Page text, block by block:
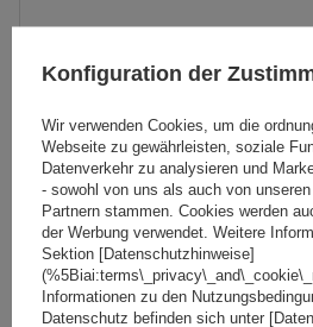
Universal-Dachträger G3 Pacific
Konfiguration der
Wir verwenden Cookies, um die
Webseite zu gewährleisten, soziale
Datenverkehr zu analysieren und
- sowohl von uns als auch von
Partnern stammen. Cookies werden
der Werbung verwendet. Weitere
Sektion [Datenschutzhinweise]
Informationen zu den
Datenschutz befinden sich unter